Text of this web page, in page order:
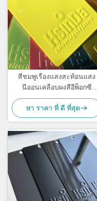
สีชมพูเรืองแสงสะท้อนแสง
นีออนเคลือบผงสีอีพ็อกซี
โพลีเอสเตอร์แบบไฟฟ้าสถิต
หา ราคา ที่ ดี ที่สุด